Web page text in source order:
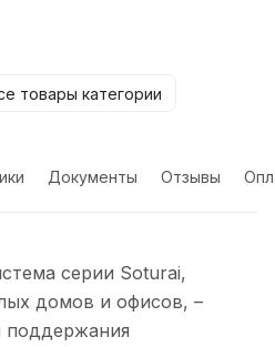
товары категории
Документы Отзывы
серии Soturai,
домов и офисов, –
поддержания